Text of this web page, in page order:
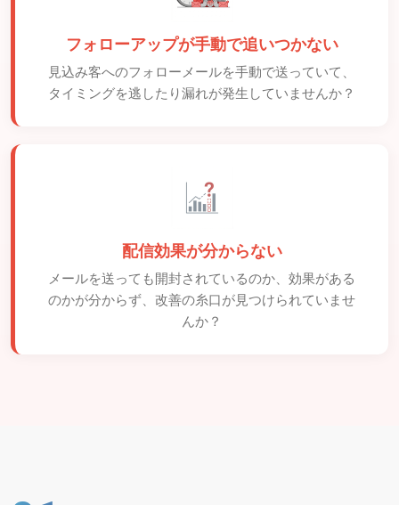
フォローアップが手動で追いつかない
見込み客へのフォローメールを手動で送っていて、
タイミングを逃したり漏れが発生していませんか？
配信効果が分からない
メールを送っても開封されているのか、効果がある
のかが分からず、改善の糸口が見つけられていませ
んか？